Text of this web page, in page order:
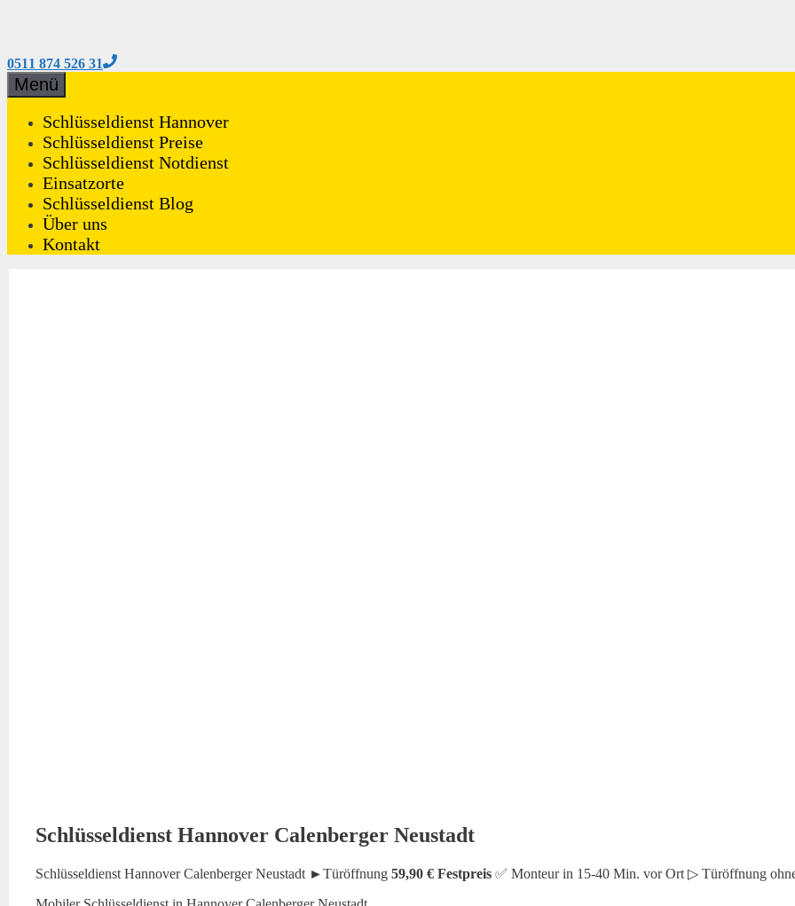
0511 874 526 31
Zum
Inhalt
Menü
Schlüsseldienst Hannover
Schlüsseldienst Preise
Schlüsseldienst Notdienst
Einsatzorte
Schlüsseldienst Blog
Über uns
Kontakt
Schlüsseldienst Hannover Calenberger Neustadt
Schlüsseldienst Hannover Calenberger Neustadt ►Türöffnung 59,90 € Festpreis ✅ Monteur in 15-40 Min. vor Ort ▷ Türöffnung